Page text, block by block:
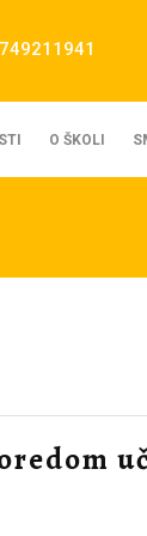
O ŠKOLI